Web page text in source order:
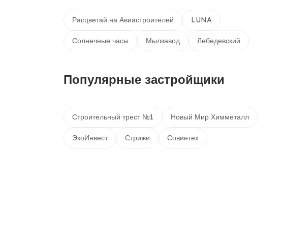
Расцветай на Авиастроителей LUNA
Солнечные часы Мылзавод Лебедевский
Популярные застройщики
Строительный трест №1 Новый Мир Химметалл
ЭкоИнвест Стрижи Совинтех